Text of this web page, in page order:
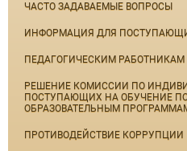
ЧАСТО ЗАДАВАЕМЫЕ ВОПРОСЫ
ИНФОРМАЦИЯ ДЛЯ
ПЕДАГОГИЧЕСКИМ РАБОТНИКАМ
РЕШЕНИЕ КОМИССИИ ПО
ПОСТУПАЮЩИХ НА ОБУЧЕНИЕ
ОБРАЗОВАТЕЛЬНЫМ
ПРОТИВОДЕЙСТВИЕ КОРРУПЦИИ